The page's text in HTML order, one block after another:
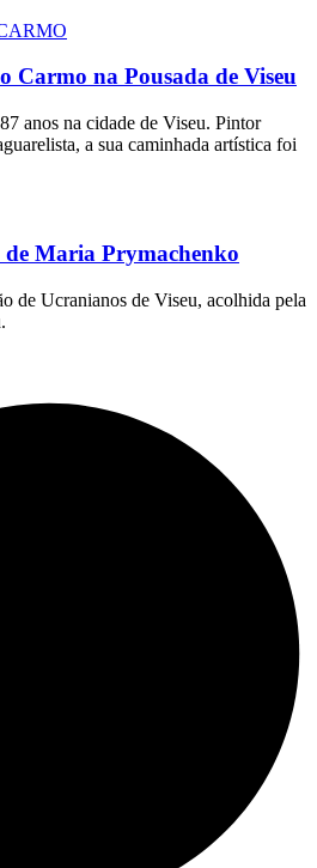
Carmo na Pousada de Viseu
anos na cidade de Viseu. Pintor
a sua caminhada artística foi
Maria Prymachenko
de Ucranianos de Viseu, acolhida pela